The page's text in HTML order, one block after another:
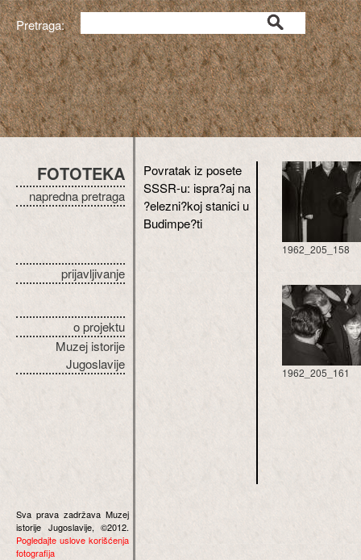
Pretraga:
FOTOTEKA
napredna pretraga
prijavljivanje
o projektu
Muzej istorije
Jugoslavije
Sva prava zadržava Muzej
istorije Jugoslavije, ©2012.
Pogledajte uslove korišćenja
fotografija
Povratak iz posete
SSSR-u: ispra?aj na
?elezni?koj stanici u
Budimpe?ti
1962_205_158
1962_205_161